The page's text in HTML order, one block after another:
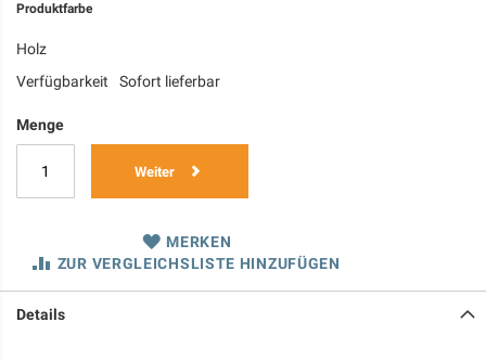
Produktfarbe
Holz
Verfügbarkeit
Sofort lieferbar
Menge
Weiter
MERKEN
ZUR VERGLEICHSLISTE HINZUFÜGEN
Details